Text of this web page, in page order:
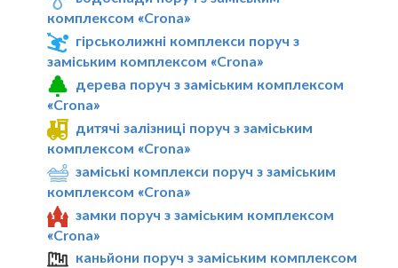
комплексом «Crona»
гірськолижні комплекси поруч з
заміським комплексом «Crona»
дерева поруч з заміським комплексом
«Crona»
дитячі залізниці поруч з заміським
комплексом «Crona»
заміські комплекси поруч з заміським
комплексом «Crona»
замки поруч з заміським комплексом
«Crona»
каньйони поруч з заміським комплексом